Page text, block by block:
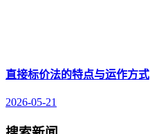
直接标价法的特点与运作方式
2026-05-21